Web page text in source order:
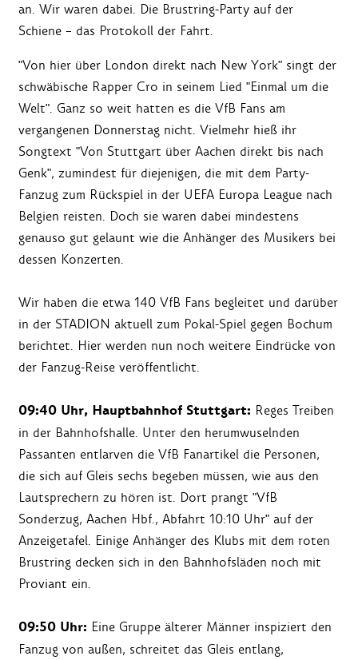
an. Wir waren dabei. Die Brustring-Party auf der
Schiene – das Protokoll der Fahrt.
"Von hier über London direkt nach New York" singt der
schwäbische Rapper Cro in seinem Lied "Einmal um die
Welt". Ganz so weit hatten es die VfB Fans am
vergangenen Donnerstag nicht. Vielmehr hieß ihr
Songtext "Von Stuttgart über Aachen direkt bis nach
Genk", zumindest für diejenigen, die mit dem Party-
Fanzug zum Rückspiel in der UEFA Europa League nach
Belgien reisten. Doch sie waren dabei mindestens
genauso gut gelaunt wie die Anhänger des Musikers bei
dessen Konzerten.
Wir haben die etwa 140 VfB Fans begleitet und darüber
in der STADION aktuell zum Pokal-Spiel gegen Bochum
berichtet. Hier werden nun noch weitere Eindrücke von
der Fanzug-Reise veröffentlicht.
09:40 Uhr, Hauptbahnhof Stuttgart: Reges Treiben
in der Bahnhofshalle. Unter den herumwuselnden
Passanten entlarven die VfB Fanartikel die Personen,
die sich auf Gleis sechs begeben müssen, wie aus den
Lautsprechern zu hören ist. Dort prangt "VfB
Sonderzug, Aachen Hbf., Abfahrt 10:10 Uhr" auf der
Anzeigetafel. Einige Anhänger des Klubs mit dem roten
Brustring decken sich in den Bahnhofsläden noch mit
Proviant ein.
09:50 Uhr: Eine Gruppe älterer Männer inspiziert den
Fanzug von außen, schreitet das Gleis entlang,